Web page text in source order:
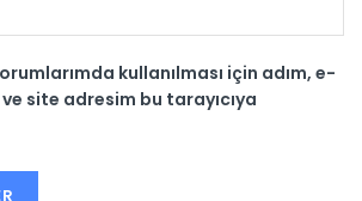
kullanılması için adım, e-
site adresim bu tarayıcıya